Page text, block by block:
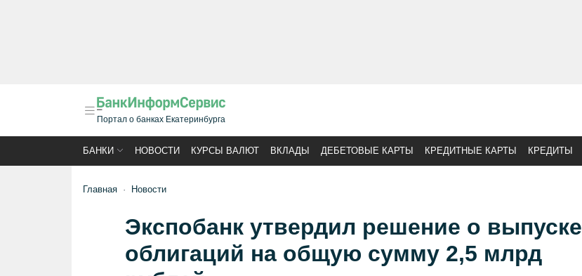
Портал о банках Екатеринбурга
БАНКИ НОВОСТИ КУРСЫ ВАЛЮТ ВКЛАДЫ ДЕБЕТОВЫЕ КАРТЫ КРЕДИТНЫЕ КАРТЫ КРЕДИТЫ
Главная Новости
Экспобанк утвердил решение о выпуске
облигаций на общую сумму 2,5 млрд